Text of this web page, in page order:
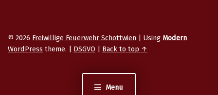
Menu
© 2026 Freiwillige Feuerwehr Schottwien | Using Modern
WordPress theme. | DSGVO | Back to top ↑